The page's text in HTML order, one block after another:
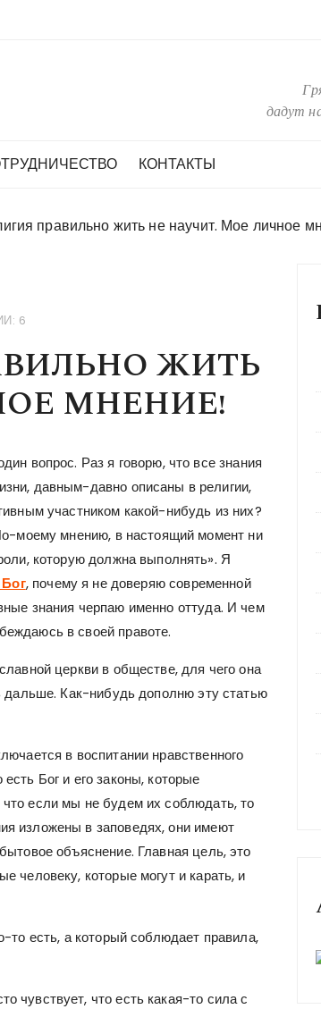
дадут
КОНТАКТЫ
правильно жить не научит. Мое личное
6
ЖИТЬ
МНЕНИЕ!
вопрос. Раз я говорю, что все знания
давным-давно описаны в религии,
участником какой-нибудь из них?
моему мнению, в настоящий момент ни
которую должна выполнять». Я
, почему я не доверяю современной
знания черпаю именно оттуда. И чем
в своей правоте.
церкви в обществе, для чего она
дальше. Как-нибудь дополню эту статью
в воспитании нравственного
Бог и его законы, которые
если мы не будем их соблюдать, то
изложены в заповедях, они имеют
объяснение. Главная цель, это
человеку, которые могут и карать, и
то есть, а который соблюдает правила,
чувствует, что есть какая-то сила с